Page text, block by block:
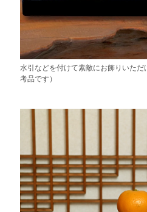
水引などを付けて素敵にお飾りいた
考品です）